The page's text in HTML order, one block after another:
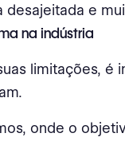
e
na indústria
limitações, é
onde o